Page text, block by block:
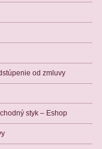
od zmluvy
styk – Eshop